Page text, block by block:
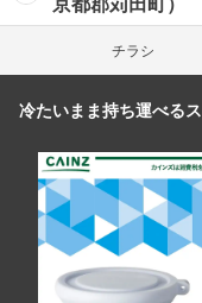
京都郡苅田町）
チラシ
冷たいまま持ち運べる